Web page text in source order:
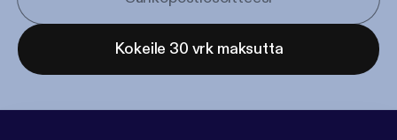
Kokeile 30 vrk maksutta